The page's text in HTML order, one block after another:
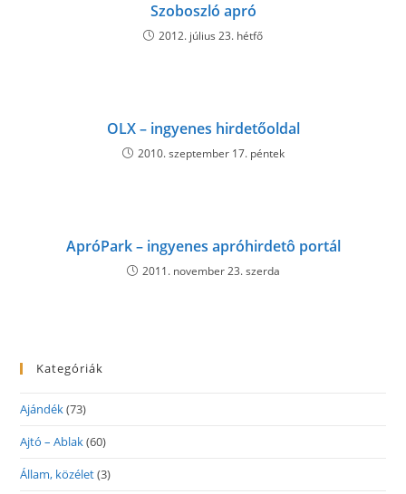
Szoboszló apró
2012. július 23. hétfő
OLX – ingyenes hirdetőoldal
2010. szeptember 17. péntek
ApróPark – ingyenes apróhirdetô portál
2011. november 23. szerda
Kategóriák
Ajándék(73)
Ajtó – Ablak(60)
Állam, közélet(3)